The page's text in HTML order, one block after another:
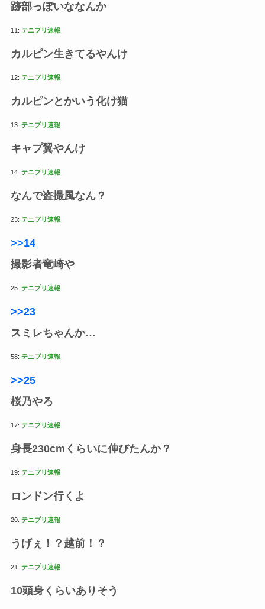
跡部っぽいななんか
11: テニプリ速報
カルピン生きてるやんけ
12: テニプリ速報
カルピンとかいう化け猫
13: テニプリ速報
キャプ翼やんけ
14: テニプリ速報
なんで盗撮風なん？
23: テニプリ速報
>>14
撮影者竜崎や
25: テニプリ速報
>>23
スミレちゃんか…
58: テニプリ速報
>>25
桜乃やろ
17: テニプリ速報
身長230cmくらいに伸びたんか？
19: テニプリ速報
ロンドン行くよ
20: テニプリ速報
うげぇ！？越前！？
21: テニプリ速報
10頭身くらいありそう